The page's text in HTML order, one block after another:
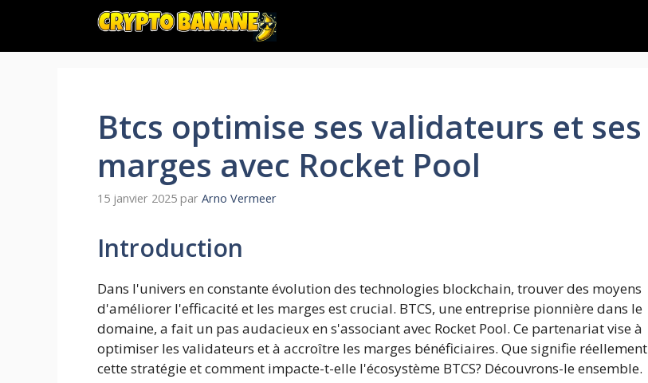
contenu
Btcs optimise ses validateurs et ses
marges avec Rocket Pool
15 janvier 2025 par Arno Vermeer
Introduction
Dans l'univers en constante évolution des technologies blockchain, trouver des moyens
d'améliorer l'efficacité et les marges est crucial. BTCS, une entreprise pionnière dans le
domaine, a fait un pas audacieux en s'associant avec Rocket Pool. Ce partenariat vise à
optimiser les validateurs et à accroître les marges bénéficiaires. Que signifie réellement
cette stratégie et comment impacte-t-elle l'écosystème BTCS? Découvrons-le ensemble.